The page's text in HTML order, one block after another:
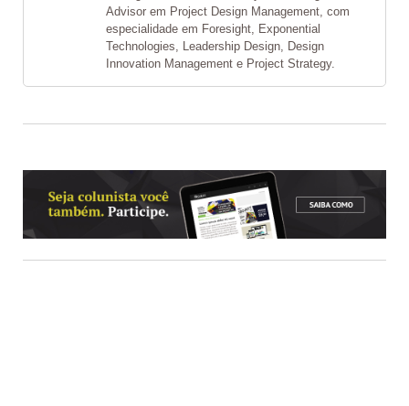
Advisor em Project Design Management, com
especialidade em Foresight, Exponential
Technologies, Leadership Design, Design
Innovation Management e Project Strategy.